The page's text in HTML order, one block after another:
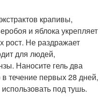
крапивы,
и яблока укрепляет
рост. Не раздражает
для людей,
Наносите гель два
течение первых 28 дней,
под тушь.